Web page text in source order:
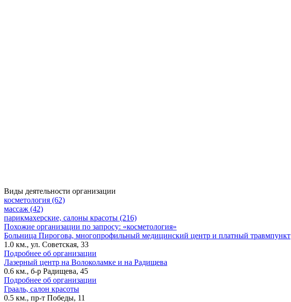
Виды деятельности организации
косметология (62)
массаж (42)
парикмахерские, салоны красоты (216)
Похожие организации по запросу: «косметология»
Больница Пирогова, многопрофильный медицинский центр и платный травмпункт
1.0 км., ул. Советская, 33
Подробнее об организации
Лазерный центр на Волоколамке и на Радищева
0.6 км., б-р Радищева, 45
Подробнее об организации
Грааль, салон красоты
0.5 км., пр-т Победы, 11